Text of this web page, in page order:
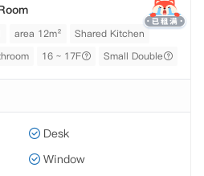
area 12m²
Shared Kitchen
16 ~ 17F Small Double
Desk
Window